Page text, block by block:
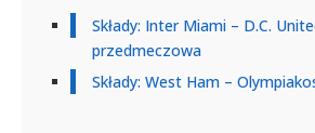
Składy: Inter Miami – D.C.
przedmeczowa
Składy: West Ham –